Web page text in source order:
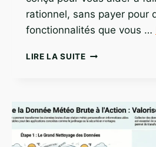
rationnel, sans payer pour
fonctionnalités que vous …
LIRE LA SUITECOMPARATIF
5
LES